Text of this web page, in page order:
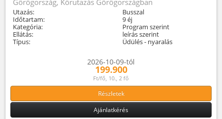
Utazás:
Busszal
Időtartam:
9 éj
Kategória:
Program szerint
Ellátás:
leírás szerint
Típus:
Üdülés - nyaralás
2026-10-09-tól
199.900
Ft/fő, 10., 2 fő
Részletek
Ajánlatkérés